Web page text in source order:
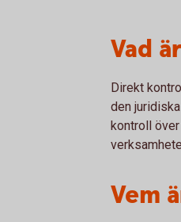
Vad
Direkt
den
kontroll
Vem